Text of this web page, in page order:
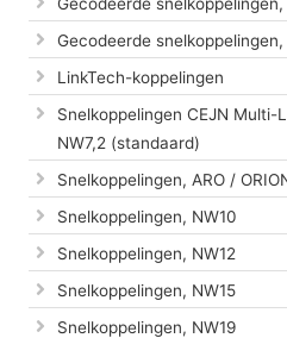
Gecodeerde
LinkTech-koppelingen
Snelkoppelingen CEJN
NW7,2 (standaard)
Snelkoppelingen, ARO /
Snelkoppelingen, NW10
Snelkoppelingen, NW12
Snelkoppelingen, NW15
Snelkoppelingen, NW19